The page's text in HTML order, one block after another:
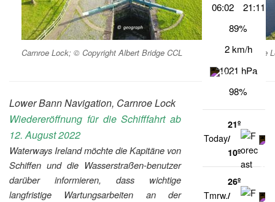
Carnroe Lock; © Copyright Albert Bridge CCL Carnroe
Lower Bann Navigation, Carnroe Lock
Wiedereröffnung für die Schifffahrt ab
12. August 2022
Waterways Ireland möchte die Kapitäne von
Schiffen und die Wasserstraßen-benutzer
darüber informieren, dass wichtige
langfristige Wartungsarbeiten an der
06:02
21:11
89%
2 km/h
1021 hPa
98%
Today
21º
/
10º
Tmrw.
26º
/